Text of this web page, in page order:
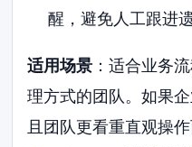
醒，避免人工跟进遗
适用场景 ：适合业务
理方式的团队。如果
且团队更看重直观操